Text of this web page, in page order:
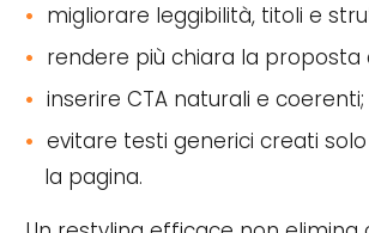
migliorare leggibilità, titoli e
rendere più chiara la proposta
inserire CTA naturali e coerenti;
evitare testi generici creati
la pagina.